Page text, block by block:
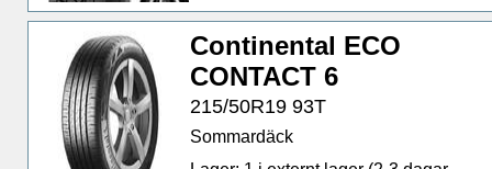
Continental ECO
CONTACT 6
215/50R19 93T
Sommardäck